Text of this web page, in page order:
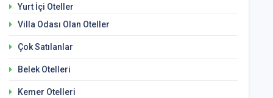
Yurt İçi Oteller
Villa Odası Olan Oteller
Çok Satılanlar
Belek Otelleri
Kemer Otelleri